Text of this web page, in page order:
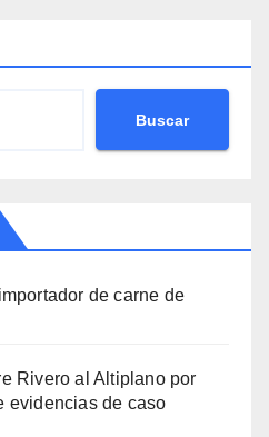
Buscar
de carne de
Rivero al Altiplano por
evidencias de caso